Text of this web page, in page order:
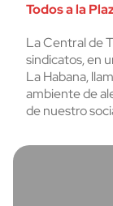
Todos a la
La Central de
sindicatos, en
La Habana,
ambiente de
de nuestro